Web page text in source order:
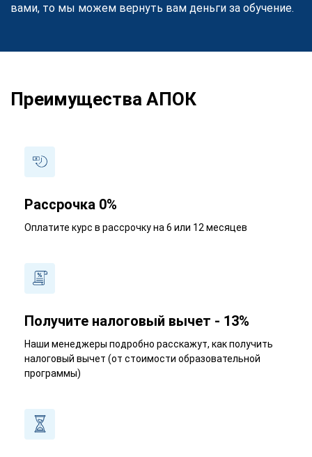
вами, то мы можем вернуть вам деньги за обучение.
Преимущества АПОК
Рассрочка 0%
Оплатите курс в рассрочку на 6 или 12 месяцев
Получите налоговый вычет - 13%
Наши менеджеры подробно расскажут, как получить
налоговый вычет (от стоимости образовательной
программы)